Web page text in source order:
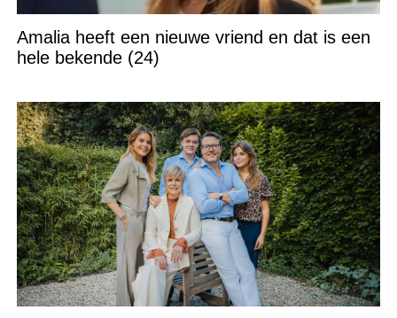
Amalia heeft een nieuwe vriend en dat is een
hele bekende (24)